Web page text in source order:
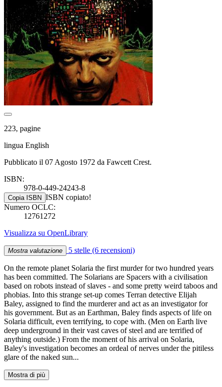
223, pagine
lingua English
Pubblicato il 07 Agosto 1972 da Fawcett Crest.
ISBN:
978-0-449-24243-8
Copia ISBN ISBN copiato!
Numero OCLC:
12761272
Visualizza su OpenLibrary
Mostra valutazione 5 stelle (6 recensioni)
On the remote planet Solaria the first murder for two hundred years
has been committed. The Solarians are Spacers with a civilisation
based on robots instead of slaves - and some pretty weird taboos and
phobias. Into this strange set-up comes Terran detective Elijah
Baley, assigned to find the murderer and act as an investigator for
his government. But as an Earthman, Baley finds aspects of life on
Solaria difficult, even terrifying, to cope with. (Men on Earth live
deep underground in their vast caves of steel and are terrified of
anything outside.) From the moment of his arrival on Solaria,
Baley's investigation becomes an ordeal of nerves under the pitiless
glare of the naked sun...
Mostra di più